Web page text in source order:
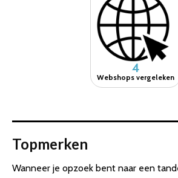
4
Webshops vergeleken
Topmerken
Wanneer je opzoek bent naar een